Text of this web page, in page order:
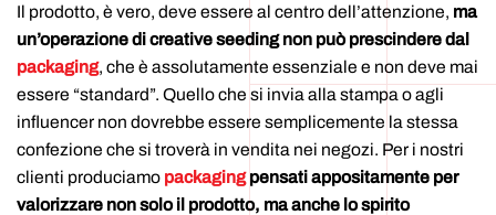
Il prodotto, è vero, deve essere al centro dell’attenzione, ma
un’operazione di creative seeding non può prescindere dal
packaging, che è assolutamente essenziale e non deve mai
essere “standard”. Quello che si invia alla stampa o agli
influencer non dovrebbe essere semplicemente la stessa
confezione che si troverà in vendita nei negozi. Per i nostri
clienti produciamo packaging pensati appositamente per
valorizzare non solo il prodotto, ma anche lo spirito